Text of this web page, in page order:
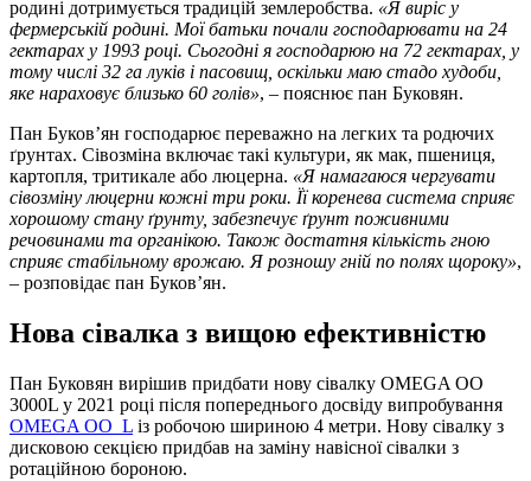
родині дотримується традицій землеробства. «Я виріс у
фермерській родині. Мої батьки почали господарювати на 24
гектарах у 1993 році. Сьогодні я господарюю на 72 гектарах, у
тому числі 32 га луків і пасовищ, оскільки маю стадо худоби,
яке нараховує близько 60 голів», – пояснює пан Буковян.
Пан Буков’ян господарює переважно на легких та родючих
ґрунтах. Сівозміна включає такі культури, як мак, пшениця,
картопля, тритикале або люцерна. «Я намагаюся чергувати
сівозміну люцерни кожні три роки. Її коренева система сприяє
хорошому стану ґрунту, забезпечує ґрунт поживними
речовинами та органікою. Також достатня кількість гною
сприяє стабільному врожаю. Я розношу гній по полях щороку»,
– розповідає пан Буков’ян.
Нова сівалка з вищою ефективністю
Пан Буковян вирішив придбати нову сівалку OMEGA OO
3000L у 2021 році після попереднього досвіду випробування
OMEGA OO_L із робочою шириною 4 метри. Нову сівалку з
дисковою секцією придбав на заміну навісної сівалки з
ротаційною бороною.